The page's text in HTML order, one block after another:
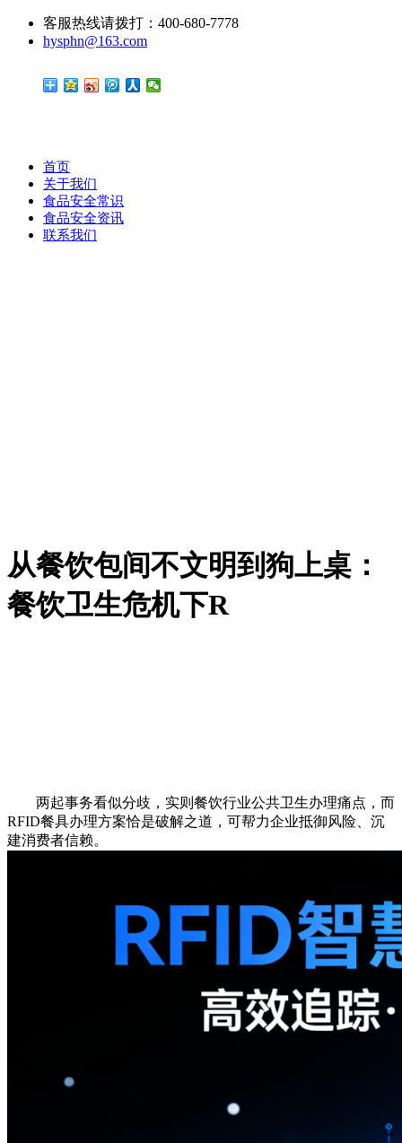
客服热线请拨打：400-680-7778
hysphn@163.com
首页
关于我们
食品安全常识
食品安全资讯
联系我们
从餐饮包间不文明到狗上桌：
餐饮卫生危机下R
两起事务看似分歧，实则餐饮行业公共卫生办理痛点，而
RFID餐具办理方案恰是破解之道，可帮力企业抵御风险、沉
建消费者信赖。